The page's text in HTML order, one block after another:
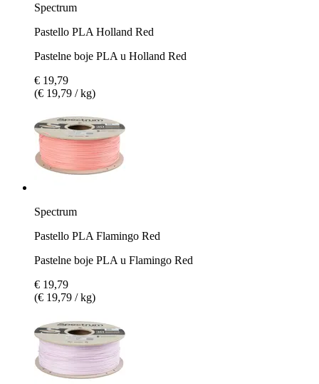
Spectrum
Pastello PLA Holland Red
Pastelne boje PLA u Holland Red
€ 19,79
(€ 19,79 / kg)
Spectrum
Pastello PLA Flamingo Red
Pastelne boje PLA u Flamingo Red
€ 19,79
(€ 19,79 / kg)